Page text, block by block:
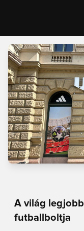
A világ legjobb
futballboltja